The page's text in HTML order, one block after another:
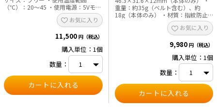
（℃）：20～45 ・使用電源：5Vモバ
イルバッテリー（USB-Aタイプ） ・
温度調節：4段階 ・安全機能 排熱フ
ァン故障時：自動電源OFF機能 電源
OFF時：1分間排熱機能 ・材質（メッ
お気に入り
11,500 円（税込）
購入単位：1個
数量：
重量：約35g（ベルト含む）、約
18g（本体のみ） ・材質：指紋防止
コーティング強化ガラス、PC、シリ
コン ・防塵防水機能：IP67 ・連続稼
働時間 OFF時：最大約14日間 ON時：
約10時間 ・使用温度：-10℃～45℃
・電池：内蔵式リチウムポリマー充
電池200mAh ・充電時間：約1.5時間
（5V、2A充電器の場合） ・充電方
式：マグネット式充電 ・ディスプレ
イ：1.64インチ ・解像度：240×456
ピクセル、326PPI ・最大輝度：
450cd／m² ・バイブ機能：対応 ・時
計表示：あり ・原産国：中国
お気に入り
9,980 円（税込）
購入単位：1個
数量：